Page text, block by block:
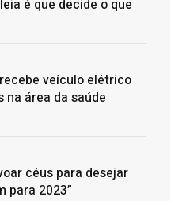
é que decide o que
veículo elétrico
área da saúde
céus para desejar
para 2023”